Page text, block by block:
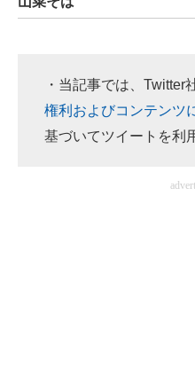
・当記事では、Twitter
権利およびコンテンツ
基づいてツイートを利